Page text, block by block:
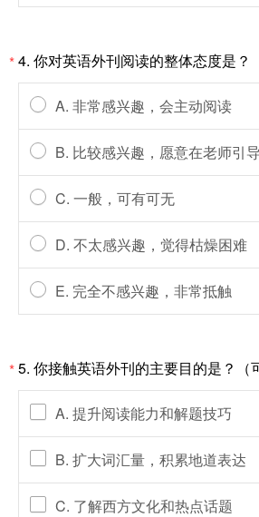
*4. 你对英语外刊阅读的整体态度是？
A. 非常感兴趣，会主动阅读
B. 比较感兴趣，愿意在老师引
C. 一般，可有可无
D. 不太感兴趣，觉得枯燥困难
E. 完全不感兴趣，非常抵触
*5. 你接触英语外刊的主要目的是？（
A. 提升阅读能力和解题技巧
B. 扩大词汇量，积累地道表达
C. 了解西方文化和热点话题